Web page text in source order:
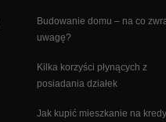
Budowanie domu – na co
uwagę?
Kilka korzyści płynących z
posiadania działek
Jak kupić mieszkanie na